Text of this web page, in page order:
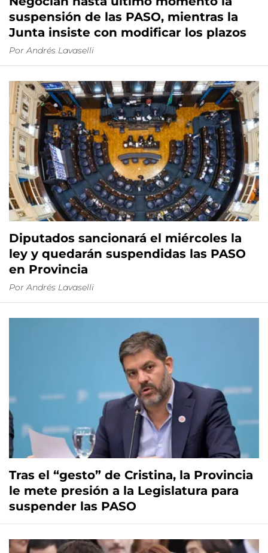
suspensión de las PASO, mientras la
Junta insiste con modificar los plazos
Por Andrés Lavaselli
Diputados sancionará el miércoles la
ley y quedarán suspendidas las PASO
en Provincia
Por Andrés Lavaselli
Tras el “gesto” de Cristina, la Provincia
le mete presión a la Legislatura para
suspender las PASO